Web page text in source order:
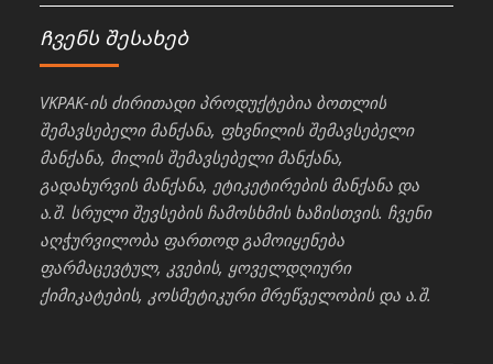
Ჩვენს შესახებ
VKPAK-ის ძირითადი პროდუქტებია ბოთლის
შემავსებელი მანქანა, ფხვნილის შემავსებელი
მანქანა, მილის შემავსებელი მანქანა,
გადახურვის მანქანა, ეტიკეტირების მანქანა და
ა.შ. სრული შევსების ჩამოსხმის ხაზისთვის. ჩვენი
აღჭურვილობა ფართოდ გამოიყენება
ფარმაცევტულ, კვების, ყოველდღიური
ქიმიკატების, კოსმეტიკური მრეწველობის და ა.შ.